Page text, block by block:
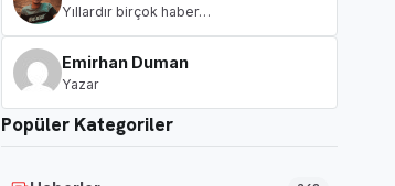
Yıllardır birçok haber…
Emirhan Duman
Yazar
Popüler Kategoriler